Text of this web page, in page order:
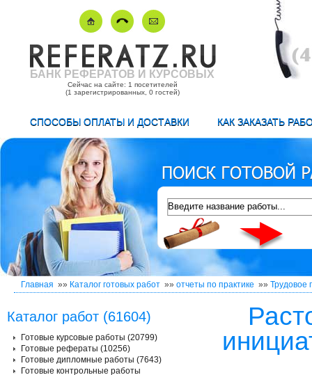
БАНК РЕФЕРАТОВ И КУРСОВЫХ
Сейчас на сайте: 1 посетителей
(1 зарегистрированных, 0 гостей)
СПОСОБЫ ОПЛАТЫ И ДОСТАВКИ КАК ЗАКАЗАТЬ
Главная »» Каталог готовых работ »» отчеты по практике »» Трудовое
Каталог работ (61604)
Готовые курсовые работы (20799)
Готовые рефераты (10256)
Готовые дипломные работы (7643)
Готовые контрольные работы